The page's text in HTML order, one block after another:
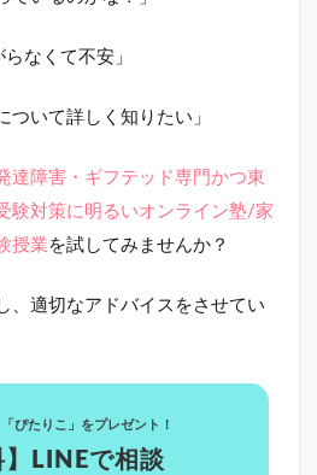
なくて不安」
ついて詳しく知りたい」
達障害・ギフテッド専門かつ東
験対策に明るいオンライン塾/家
授業 を試してみませんか？
、適切なアドバイスをさせてい
「ぴたりこ」をプレゼント！
】LINEで相談